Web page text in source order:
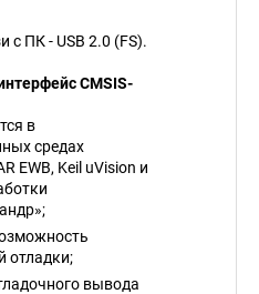
с ПК - USB 2.0 (FS).
CMSIS-
в
средах
EWB, Keil uVision и
отладки;
вывода